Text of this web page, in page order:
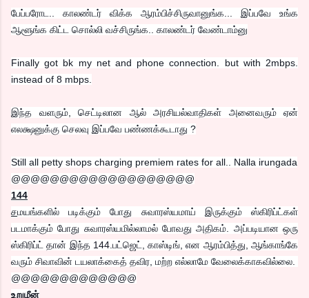
பேப்பரோட.. காலண்டர் விக்க ஆரம்பிச்சிருவானுங்க... இப்பவே உங்க
ஆளூங்க கிட்ட சொல்லி வச்சிருங்க.. காலண்டர் வேண்டாம்னு
Finally got bk my net and phone connection. but with 2mbps.
instead of 8 mbps.
இந்த வளரும், செட்டிலான ஆல் அரசியல்வாதிகள் அனைவரும் ஏன்
எலக்ஷனுக்கு செலவு இப்பவே பண்ணக்கூடாது ?
Still all petty shops charging premiem rates for all.. Nalla irungada
@@@@@@@@@@@@@@@@@@@
144
சமயங்களில் படிக்கும் போது சுவாரஸ்யமாய் இருக்கும் ஸ்கிரிப்ட்கள்
படமாக்கும் போது சுவாரஸ்யமில்லாமல் போவது அதிகம். அப்படியான ஒரு
ஸ்கிரிப்ட் தான் இந்த 144.பட்ஜெட், காஸ்டிங், என ஆரம்பித்து, ஆங்காங்கே
வரும் சிவாவின் டயலாக்கைத் தவிர, மற்ற எல்லாமே வேலைக்காகவில்லை.
@@@@@@@@@@@@@
உறுமீன்